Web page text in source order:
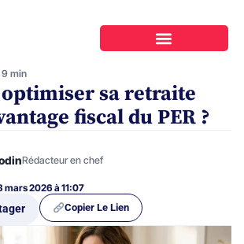
min
sa retraite
fiscal du PER ?
Rédacteur en chef
mars 2026 à 11:07
Copier Le Lien